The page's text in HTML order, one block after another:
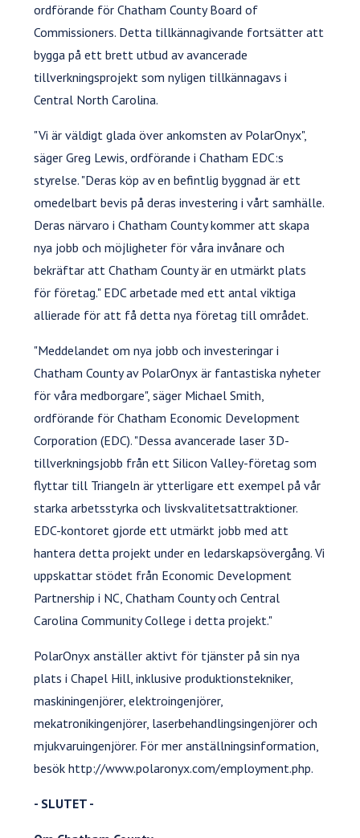
ordförande för Chatham County Board of
Commissioners. Detta tillkännagivande fortsätter att
bygga på ett brett utbud av avancerade
tillverkningsprojekt som nyligen tillkännagavs i
Central North Carolina.
"Vi är väldigt glada över ankomsten av PolarOnyx",
säger Greg Lewis, ordförande i Chatham EDC:s
styrelse. "Deras köp av en befintlig byggnad är ett
omedelbart bevis på deras investering i vårt samhälle.
Deras närvaro i Chatham County kommer att skapa
nya jobb och möjligheter för våra invånare och
bekräftar att Chatham County är en utmärkt plats
för företag." EDC arbetade med ett antal viktiga
allierade för att få detta nya företag till området.
"Meddelandet om nya jobb och investeringar i
Chatham County av PolarOnyx är fantastiska nyheter
för våra medborgare", säger Michael Smith,
ordförande för Chatham Economic Development
Corporation (EDC). "Dessa avancerade laser 3D-
tillverkningsjobb från ett Silicon Valley-företag som
flyttar till Triangeln är ytterligare ett exempel på vår
starka arbetsstyrka och livskvalitetsattraktioner.
EDC-kontoret gjorde ett utmärkt jobb med att
hantera detta projekt under en ledarskapsövergång. Vi
uppskattar stödet från Economic Development
Partnership i NC, Chatham County och Central
Carolina Community College i detta projekt."
PolarOnyx anställer aktivt för tjänster på sin nya
plats i Chapel Hill, inklusive produktionstekniker,
maskiningenjörer, elektroingenjörer,
mekatronikingenjörer, laserbehandlingsingenjörer och
mjukvaruingenjörer. För mer anställningsinformation,
besök http://www.polaronyx.com/employment.php.
- SLUTET -